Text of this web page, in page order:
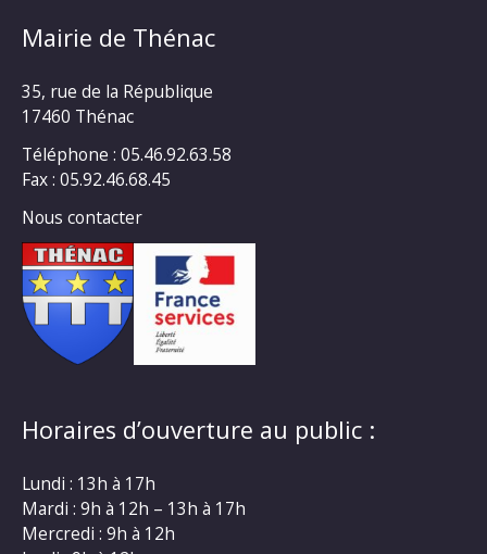
Mairie de Thénac
35, rue de la République
17460 Thénac
Téléphone : 05.46.92.63.58
Fax : 05.92.46.68.45
Nous contacter
Horaires d’ouverture au public :
Lundi : 13h à 17h
Mardi : 9h à 12h – 13h à 17h
Mercredi : 9h à 12h